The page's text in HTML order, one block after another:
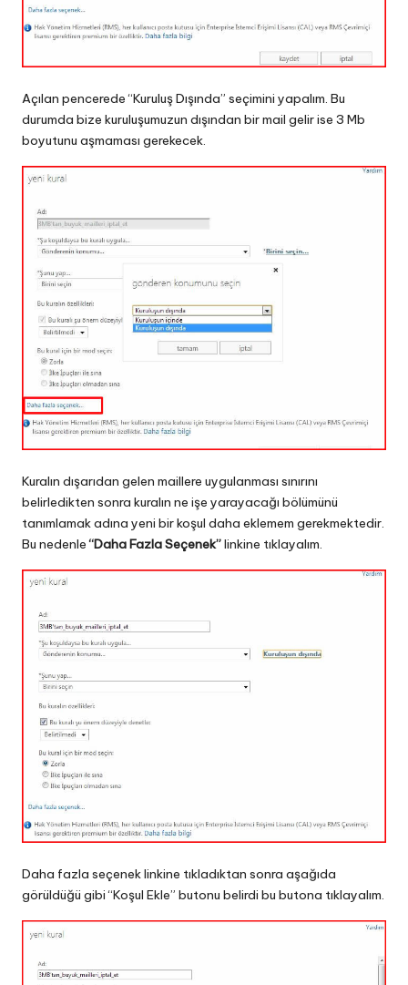
Açılan pencerede “Kuruluş Dışında” seçimini yapalım. Bu
durumda bize kuruluşumuzun dışından bir mail gelir ise 3 Mb
boyutunu aşmaması gerekecek.
Kuralın dışarıdan gelen maillere uygulanması sınırını
belirledikten sonra kuralın ne işe yarayacağı bölümünü
tanımlamak adına yeni bir koşul daha eklemem gerekmektedir.
Bu nedenle“Daha Fazla Seçenek”linkine tıklayalım.
Daha fazla seçenek linkine tıkladıktan sonra aşağıda
görüldüğü gibi “Koşul Ekle” butonu belirdi bu butona tıklayalım.